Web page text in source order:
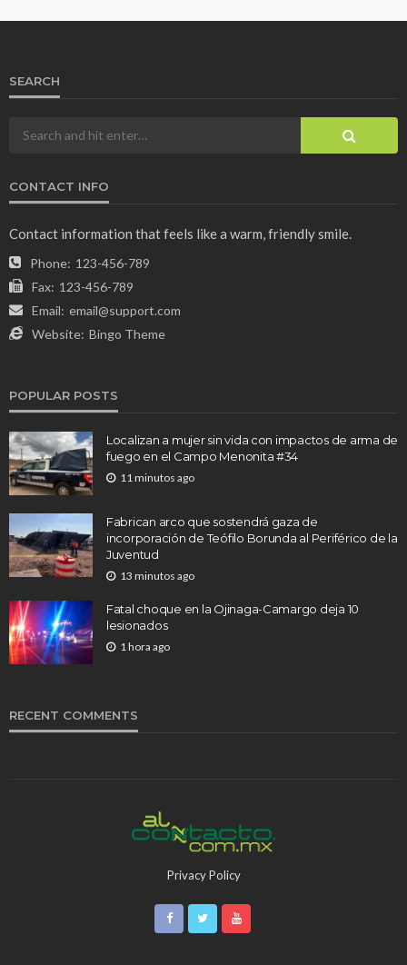
SEARCH
CONTACT INFO
Contact information that feels like a warm, friendly smile.
Phone: 123-456-789
Fax: 123-456-789
Email: email@support.com
Website: Bingo Theme
POPULAR POSTS
Localizan a mujer sin vida con impactos de arma de
fuego en el Campo Menonita #34
11 minutos ago
Fabrican arco que sostendrá gaza de
incorporación de Teófilo Borunda al Periférico de la
Juventud
13 minutos ago
Fatal choque en la Ojinaga-Camargo deja 10
lesionados
1 hora ago
RECENT COMMENTS
Privacy Policy